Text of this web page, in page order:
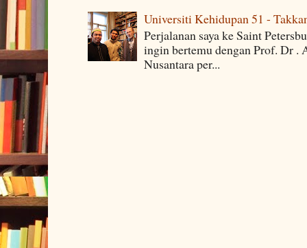
Universiti Kehidupan 51 -
Perjalanan saya ke Saint
ingin bertemu dengan Prof. Dr
Nusantara per...